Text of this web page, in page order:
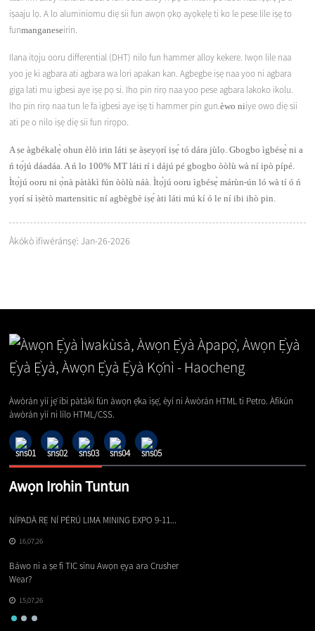
iṣaaju lọ. A lo aluminiomu diẹ sii fun awọn ọkọ ayọkẹlẹ ti ko le pese lile iṣẹ to
funmanganeseirin.
Ilana itọju ooru differential (DHT) nilo fun hammer alloy kekere. Iwọn lile naa
yoo jẹ ki agbara ati agbara wa lori apakan kan. Agbegbe iṣẹ naa yoo ni agbara
giga lati mu igbesi aye iṣẹ pọ si. Iho pin rirọ naa yoo pese agbara lakoko ikolu.
Iho pin rirọ naa tun le fa igbesi aye iṣẹ ti hammer pin gun.èwo niiye owo diẹ sii
ati pe o nilo iṣẹ diẹ sii fun rirọpo.
A ṣe àgbékalẹ̀ ohun èlò irin láti ṣe àṣeyọrí iṣẹ́ tó dára jùlọ. Gbogbo ìgbésẹ̀ ni a
ń tọ́jú dáadáa. A ń lo 100% MT láti rí i dájú pé gbogbo òòlù wà ní ipò pípé.
Ìtọ́jú ooru ni ọ̀nà pàtàkì fún òòlù náà. Ìtọ́jú ooru ìgbésẹ̀ márùn-ún ló wà tí ó ń
yọrí sí ìṣètò martensitic ní agbègbè iṣẹ́ àti láti mú kí ó le ní ibi ihò pin.
Àkókò ìfìwéránṣẹ́: Jan-26-2026
Àwòrán yìí jẹ́ ibi pàtàkì fún àwọn ẹ̀ka iṣẹ́, èyí ni Àwòrán HTML ti Petro. Àfikún
àwòrán yìí ni lílo HTML/CSS.
Awọn Irohin Tuntun
NÍPADÀ RẸ NÍ PÉRÚ LIMA MINING EXPO 9-11...
16,07,26
Báwo ni a ṣe fi TIC sinu Awọn ẹya ara Crusher
Wear?
15,07,26